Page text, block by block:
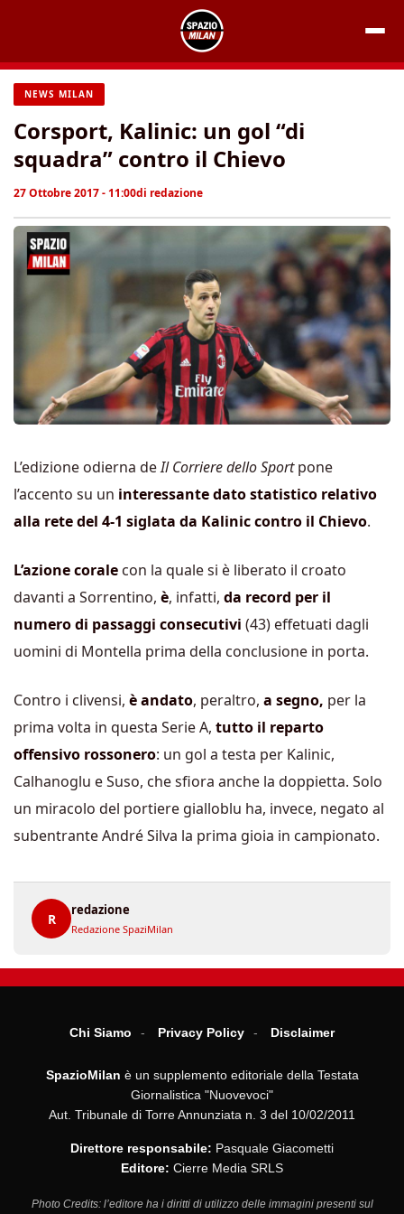
contenuto
NEWS MILAN
Corsport, Kalinic: un gol “di
squadra” contro il Chievo
27 Ottobre 2017 - 11:00di redazione
L’edizione odierna deIl Corriere dello Sportpone
l’accento su un interessantedato statistico relativo
alla rete del 4-1 siglata da Kalinic contro il Chievo.
L’azione corale con la quale si è liberato il croato
davanti a Sorrentino, è, infatti, da record per il
numero di passaggi consecutivi (43) effetuati dagli
uomini di Montella prima della conclusione in porta.
Contro i clivensi, è andato, peraltro, a segno, per la
prima volta in questa Serie A, tutto il reparto
offensivo rossonero: un gol a testa per Kalinic,
Calhanoglu e Suso, che sfiora anche la doppietta. Solo
un miracolo del portiere gialloblu ha, invece, negato al
subentrante André Silva la prima gioia in campionato.
R
redazione
Redazione SpaziMilan
Chi Siamo Privacy Policy Disclaimer
SpazioMilan è un supplemento editoriale della Testata
Giornalistica "Nuovevoci"
Aut. Tribunale di Torre Annunziata n. 3 del 10/02/2011
Direttore responsabile: Pasquale Giacometti
Editore: Cierre Media SRLS
Photo Credits: l’editore ha i diritti di utilizzo delle immagini presenti sul